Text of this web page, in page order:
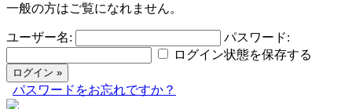
一般の方はご覧になれません。
ユーザー名:
パスワード:
ログイン状態を保存する
パスワードをお忘れですか？